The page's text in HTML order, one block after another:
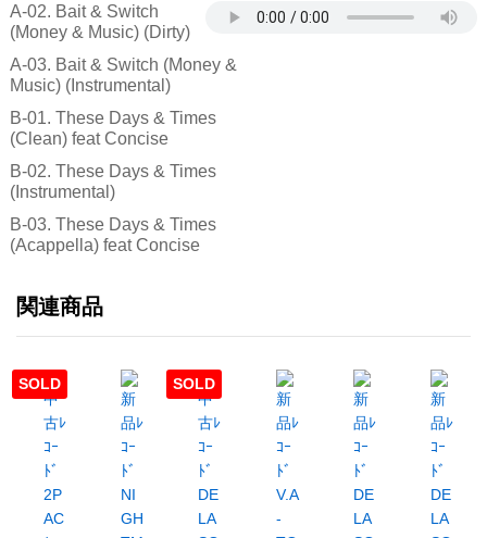
A-02. Bait & Switch
(Money & Music) (Dirty)
A-03. Bait & Switch (Money &
Music) (Instrumental)
B-01. These Days & Times
(Clean) feat Concise
B-02. These Days & Times
(Instrumental)
B-03. These Days & Times
(Acappella) feat Concise
関連商品
SOLD SOLD